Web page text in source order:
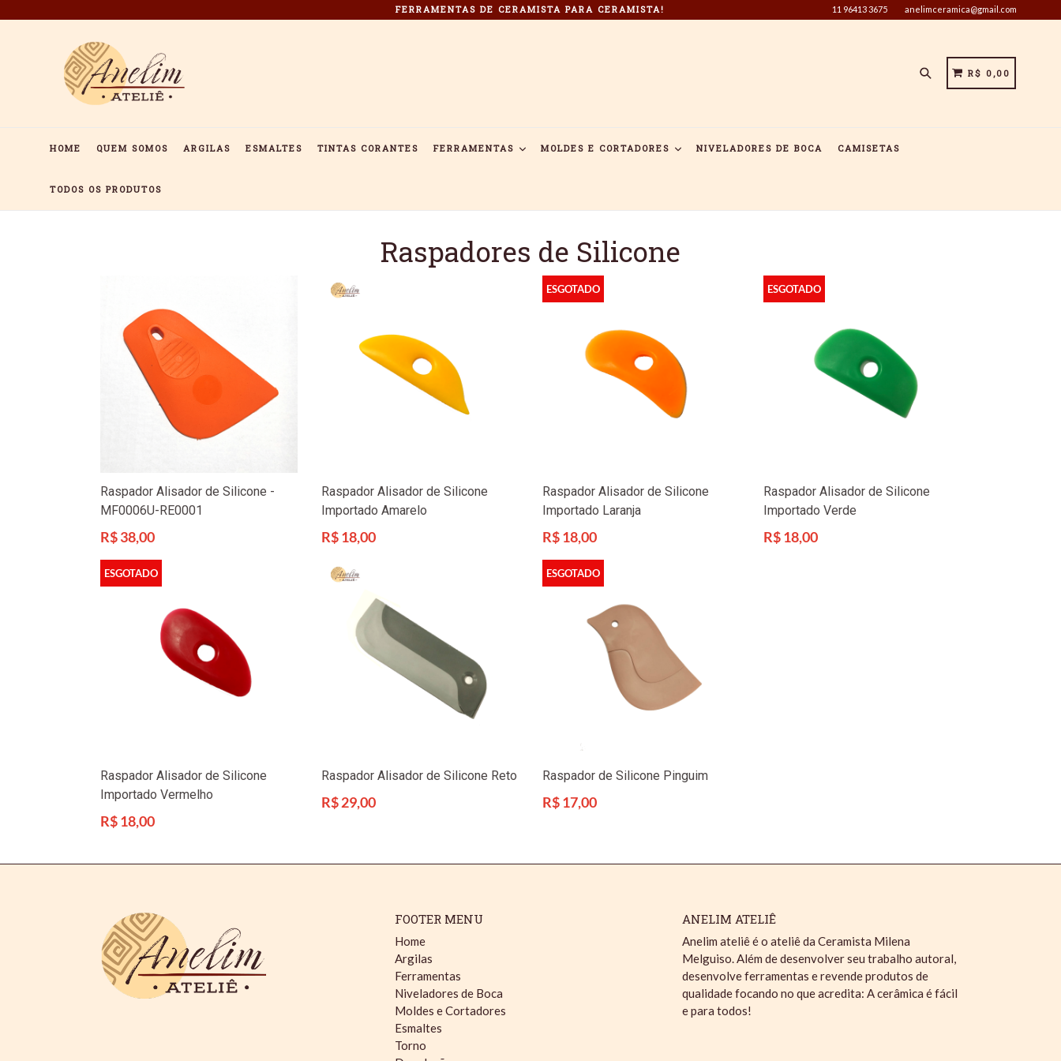
FERRAMENTAS DE CERAMISTA PARA CERAMISTA! 11 96413 3675 anelimceramica@gmail.com
PesquisarCARRINHO
CARRINHO
R$ 0,00
HOME QUEM SOMOS ARGILAS ESMALTES TINTAS CORANTES FERRAMENTAS MOLDES E CORTADORES NIVELADORES DE BOCA CAMISETAS
TODOS OS PRODUTOS
Raspadores de Silicone
Raspador Alisador de Silicone -
MF0006U-RE0001
Preço
R$ 38,00
Raspador Alisador de Silicone
Importado Amarelo
Preço
R$ 18,00
ESGOTADO
Raspador Alisador de Silicone
Importado Laranja
Preço
R$ 18,00
ESGOTADO
Raspador Alisador de Silicone
Importado Verde
Preço
R$ 18,00
ESGOTADO
Raspador Alisador de Silicone
Importado Vermelho
Preço
R$ 18,00
Raspador Alisador de Silicone Reto
Preço
R$ 29,00
ESGOTADO
Raspador de Silicone Pinguim
Preço
R$ 17,00
FOOTER MENU
Home
Argilas
Ferramentas
Niveladores de Boca
Moldes e Cortadores
Esmaltes
Torno
ANELIM ATELIÊ
Anelim ateliê é o ateliê da Ceramista Milena
Melguiso. Além de desenvolver seu trabalho autoral,
desenvolve ferramentas e revende produtos de
qualidade focando no que acredita: A cerâmica é fácil
e para todos!